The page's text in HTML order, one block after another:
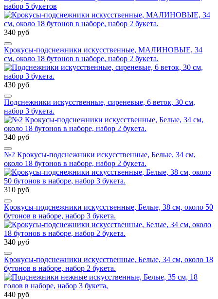
набор 5 букетов
340 руб
Крокусы-подснежники искусственные, МАЛИНОВЫЕ, 34
см, около 18 бутонов в наборе, набор 2 букета.
430 руб
Подснежники искусственные, сиреневые, 6 веток, 30 см,
набор 3 букета.
340 руб
№2 Крокусы-подснежники искусственные, Белые, 34 см,
около 18 бутонов в наборе, набор 2 букета.
310 руб
Крокусы-подснежники искусственные, Белые, 38 см, около 50
бутонов в наборе, набор 3 букета.
340 руб
Крокусы-подснежники искусственные, Белые, 34 см, около 18
бутонов в наборе, набор 2 букета.
440 руб